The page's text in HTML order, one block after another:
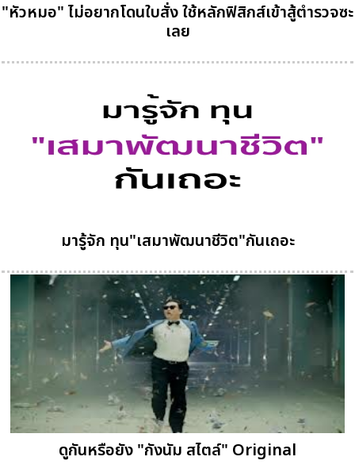
"หัวหมอ" ไม่อยากโดนใบสั่ง ใช้หลักฟิสิกส์เข้าสู้ตำรวจซะ
เลย
มารู้จัก ทุน"เสมาพัฒนาชีวิต"กันเถอะ
ดูกันหรือยัง "กังนัม สไตล์" Original